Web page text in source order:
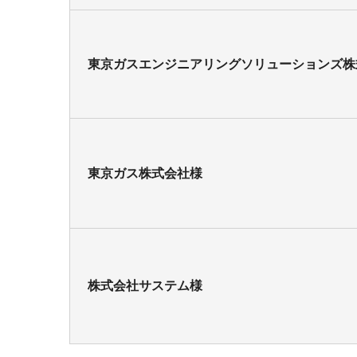
東京ガスエンジニアリングソリューションズ
東京ガス株式会社様
株式会社サステム様